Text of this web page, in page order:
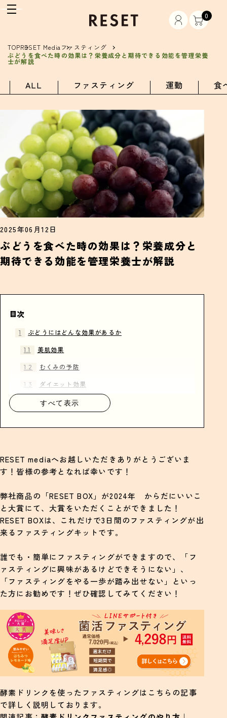
0
TOPRESET Media ファスティング
ぶどうを食べた時の効果は？栄養成分と期待できる効能を管理栄養
士が解説
ALL ファスティング 運動 食
2025年06月12日
ぶどうを食べた時の効果は？栄養成分と
期待できる効能を管理栄養士が解説
目次
ぶどうにはどんな効果があるか
美肌効果
むくみの予防
ダイエット効果
集中力UP
ぶどうの栄養素
ぶどうに含まれるポリフェノールの健康効果
アントシアニン
レスベラトロール
いつ食べると良い？
まとめ
すべて表示
RESET mediaへお越しいただきありがとうございま
す！皆様の参考となれば幸いです！
弊社商品の「RESET BOX」が2024年 からだにいいこ
と大賞にて、大賞をいただくことができました！
RESET BOXは、これだけで3日間のファスティングが出
来るファスティングキットです。
誰でも・簡単にファスティングができますので、「フ
ァスティングに興味があるけどできそうにない」、
「ファスティングをやる一歩が踏み出せない」といっ
た方にお勧めです！ぜひ確認してみてください！
酵素ドリンクを使ったファスティングはこちらの記事
で詳しく説明しております。